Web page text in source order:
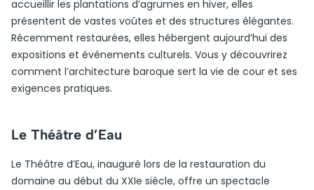
accueillir les plantations d’agrumes en hiver, elles
présentent de vastes voûtes et des structures élégantes.
Récemment restaurées, elles hébergent aujourd’hui des
expositions et événements culturels. Vous y découvrirez
comment l’architecture baroque sert la vie de cour et ses
exigences pratiques.
Le Théâtre d’Eau
Le Théâtre d’Eau, inauguré lors de la restauration du
domaine au début du XXIe siècle, offre un spectacle